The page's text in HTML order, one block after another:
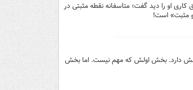
او را دید گفت؛ متاسفانه نقطه مثبتی در
دارد. بخش اولش که مهم نیست. اما بخش